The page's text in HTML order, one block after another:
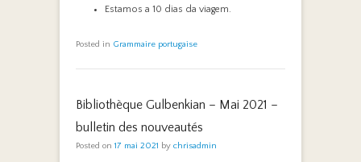
Estamos a 10 dias da viagem.
Posted in Grammaire portugaise
Bibliothèque Gulbenkian – Mai 2021 –
bulletin des nouveautés
Posted on 17 mai 2021 by chrisadmin